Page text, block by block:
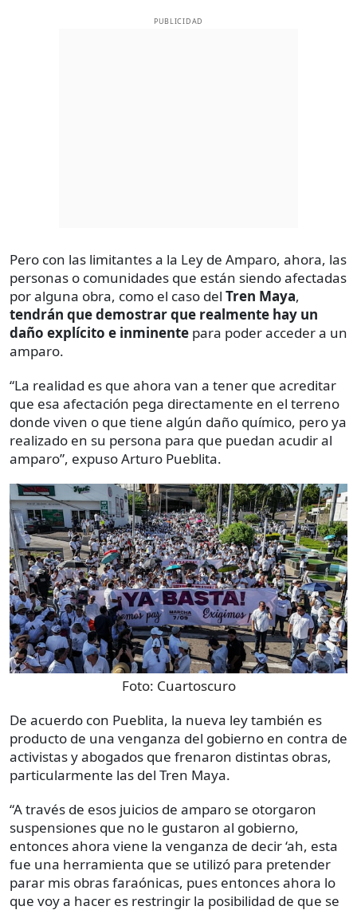
PUBLICIDAD
Pero con las limitantes a la Ley de Amparo, ahora, las
personas o comunidades que están siendo afectadas
por alguna obra, como el caso del Tren Maya,
tendrán que demostrar que realmente hay un
daño explícito e inminente para poder acceder a un
amparo.
“La realidad es que ahora van a tener que acreditar
que esa afectación pega directamente en el terreno
donde viven o que tiene algún daño químico, pero ya
realizado en su persona para que puedan acudir al
amparo”, expuso Arturo Pueblita.
Foto: Cuartoscuro
De acuerdo con Pueblita, la nueva ley también es
producto de una venganza del gobierno en contra de
activistas y abogados que frenaron distintas obras,
particularmente las del Tren Maya.
“A través de esos juicios de amparo se otorgaron
suspensiones que no le gustaron al gobierno,
entonces ahora viene la venganza de decir ‘ah, esta
fue una herramienta que se utilizó para pretender
parar mis obras faraónicas, pues entonces ahora lo
que voy a hacer es restringir la posibilidad de que se